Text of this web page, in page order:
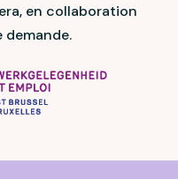
en collaboration
demande.